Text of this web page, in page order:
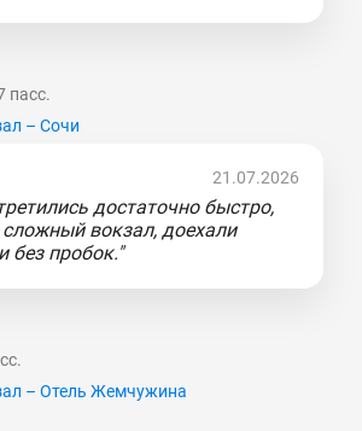
пасс.
– Сочи
21.07.2026
достаточно быстро,
вокзал, доехали
без пробок."
– Отель Жемчужина